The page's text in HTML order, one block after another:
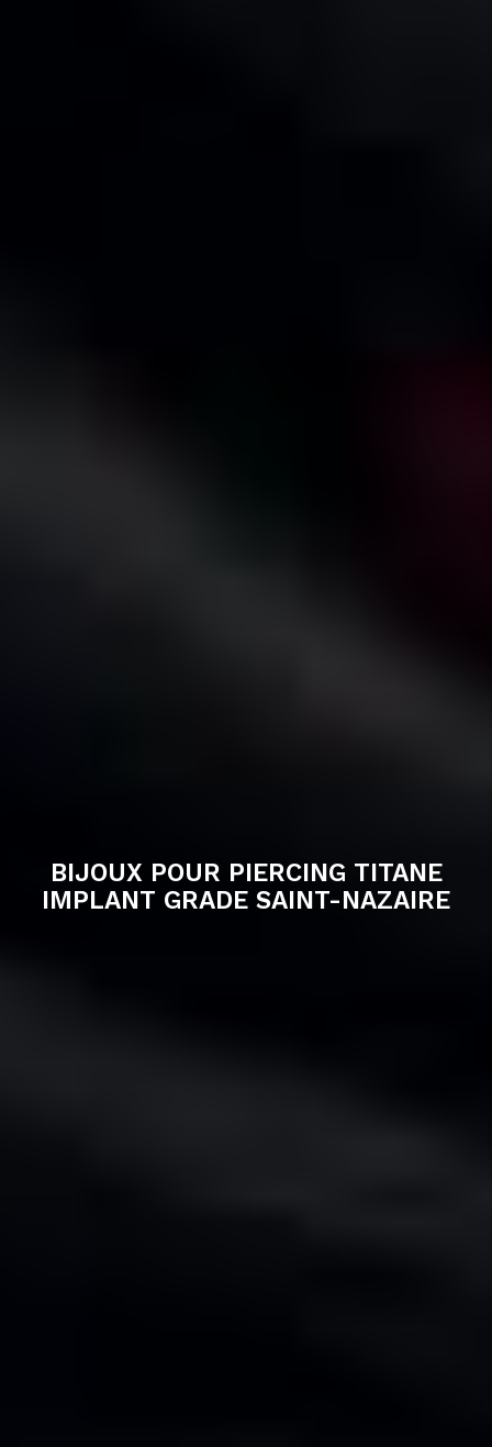
BIJOUX POUR PIERCING TITANE
IMPLANT GRADE SAINT-NAZAIRE